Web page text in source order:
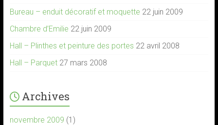
Bureau – enduit décoratif et moquette 22 juin 2009
Chambre d’Emilie 22 juin 2009
Hall – Plinthes et peinture des portes 22 avril 2008
Hall – Parquet 27 mars 2008
Archives
novembre 2009 (1)